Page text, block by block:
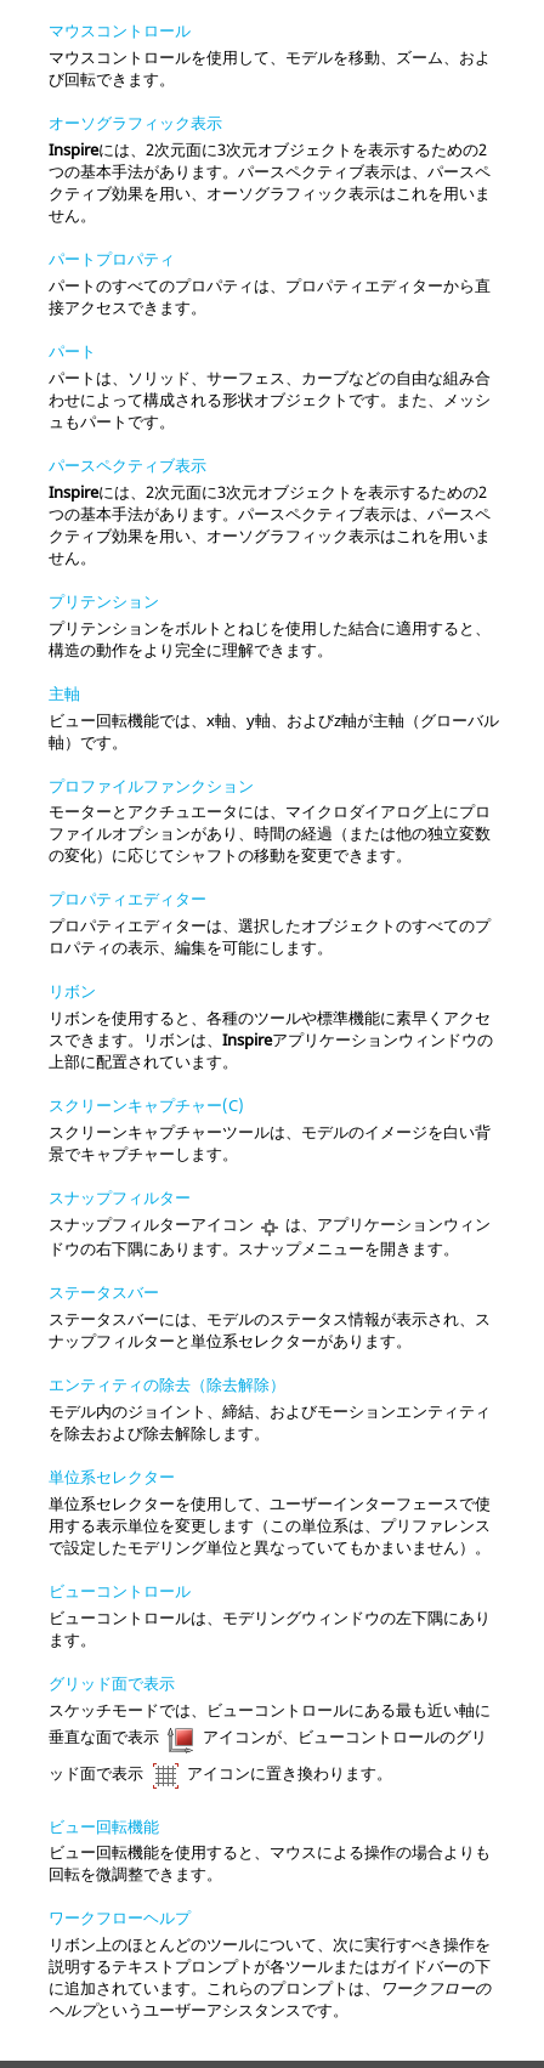
マウスコントロール
マウスコントロールを使用して、モデルを移動、ズーム、およ
び回転できます。
オーソグラフィック表示
Inspireには、2次元面に3次元オブジェクトを表示するための2
つの基本手法があります。パースペクティブ表示は、パースペ
クティブ効果を用い、オーソグラフィック表示はこれを用いま
せん。
パートプロパティ
パートのすべてのプロパティは、プロパティエディターから直
接アクセスできます。
パート
パートは、ソリッド、サーフェス、カーブなどの自由な組み合
わせによって構成される形状オブジェクトです。また、メッシ
ュもパートです。
パースペクティブ表示
Inspireには、2次元面に3次元オブジェクトを表示するための2
つの基本手法があります。パースペクティブ表示は、パースペ
クティブ効果を用い、オーソグラフィック表示はこれを用いま
せん。
プリテンション
プリテンションをボルトとねじを使用した結合に適用すると、
構造の動作をより完全に理解できます。
主軸
ビュー回転機能では、x軸、y軸、およびz軸が主軸（グローバル
軸）です。
プロファイルファンクション
モーターとアクチュエータには、マイクロダイアログ上にプロ
ファイルオプションがあり、時間の経過（または他の独立変数
の変化）に応じてシャフトの移動を変更できます。
プロパティエディター
プロパティエディターは、選択したオブジェクトのすべてのプ
ロパティの表示、編集を可能にします。
リボン
リボンを使用すると、各種のツールや標準機能に素早くアクセ
スできます。リボンは、 Inspireアプリケーションウィンドウの
上部に配置されています。
スクリーンキャプチャー(C)
スクリーンキャプチャーツールは、モデルのイメージを白い背
景でキャプチャーします。
スナップフィルター
スナップフィルターアイコン
は、アプリケーションウィン
ドウの右下隅にあります。スナップメニューを開きます。
ステータスバー
ステータスバーには、モデルのステータス情報が表示され、ス
ナップフィルターと単位系セレクターがあります。
エンティティの除去（除去解除）
モデル内のジョイント、締結、およびモーションエンティティ
を除去および除去解除します。
単位系セレクター
単位系セレクターを使用して、ユーザーインターフェースで使
用する表示単位を変更します（この単位系は、プリファレンス
で設定したモデリング単位と異なっていてもかまいません）。
ビューコントロール
ビューコントロールは、モデリングウィンドウの左下隅にあり
ます。
グリッド面で表示
スケッチモードでは、ビューコントロールにある最も近い軸に
垂直な面で表示
アイコンが、ビューコントロールのグリ
ッド面で表示
アイコンに置き換わります。
ビュー回転機能
ビュー回転機能を使用すると、マウスによる操作の場合よりも
回転を微調整できます。
ワークフローヘルプ
リボン上のほとんどのツールについて、次に実行すべき操作を
説明するテキストプロンプトが各ツールまたはガイドバーの下
に追加されています。これらのプロンプトは、
ワークフローの
ヘルプというユーザーアシスタンスです。